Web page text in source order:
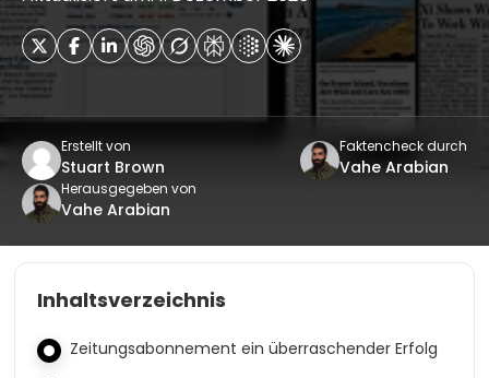
Erstellt von
Stuart Brown
Faktencheck durch
Vahe Arabian
Herausgegeben von
Vahe Arabian
Inhaltsverzeichnis
Zeitungsabonnement ein überraschender Erfolg